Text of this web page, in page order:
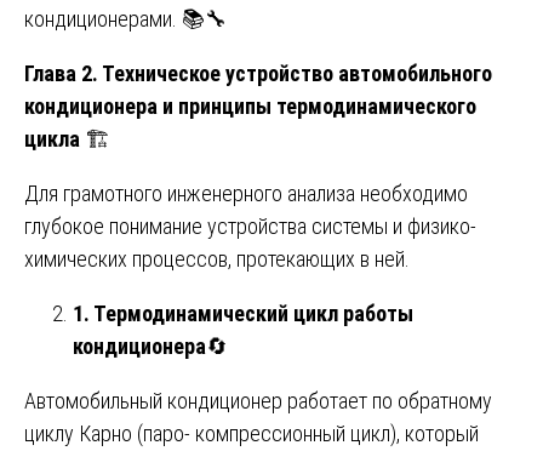
кондиционерами. 📚🔧
Глава 2. Техническое устройство автомобильного
кондиционера и принципы термодинамического
цикла 🏗️
Для грамотного инженерного анализа необходимо
глубокое понимание устройства системы и физико-
химических процессов, протекающих в ней.
1. Термодинамический цикл работы
кондиционера🔄
Автомобильный кондиционер работает по обратному
циклу Карно (паро- компрессионный цикл), который